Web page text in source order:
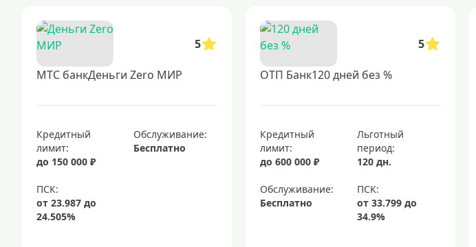
5
МТС банкДеньги Zero МИР
Кредитный
лимит:
до 150 000 ₽
Обслуживание:
Бесплатно
5
ОТП Банк120 дней без %
Кредитный
лимит:
до 600 000 ₽
Льготный
период:
120 дн.
Обслуживание:
Бесплатно